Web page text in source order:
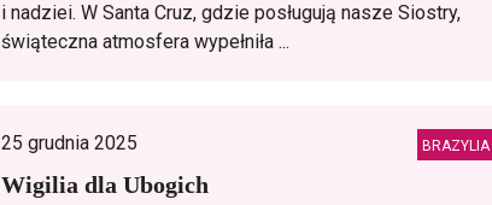
i nadziei. W Santa Cruz, gdzie posługują nasze Siostry,
świąteczna atmosfera wypełniła ...
25 grudnia 2025 BRAZYLIA
Wigilia dla Ubogich